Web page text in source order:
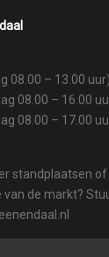
08.00 – 13.00 uur)
08.00 – 16.00
08.00 – 17.00
standplaatsen
de markt?